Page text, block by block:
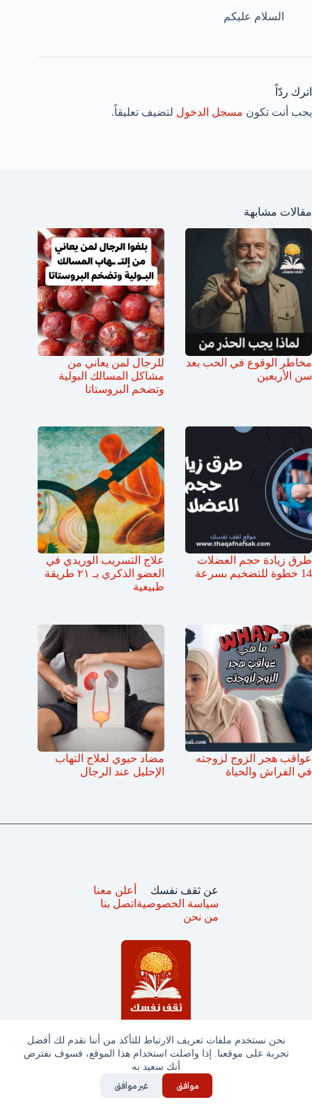
نحن نستخدم ملفات تعريف الارتباط للتأكد من أننا نقدم لك أفضل
تجربة على موقعنا. إذا واصلت استخدام هذا الموقع، فسوف نفترض
أنك سعيد به
موافق غير موافق
السلام عليكم
اترك ردّاً
يجب أنت تكون مسجل الدخول لتضيف تعليقاً.
مقالات مشابهة
مخاطر الوقوع في الحب بعد
سن الأربعين
للرجال لمن يعاني من
مشاكل المسالك البولية
وتضخم البروستاتا
طرق زيادة حجم العضلات
14 خطوة للتضخيم بسرعة
علاج التسريب الوريدي في
العضو الذكري بـ ٢١ طريقة
طبيعية
عواقب هجر الزوج لزوجته
في الفراش والحياة
مضاد حيوي لعلاج التهاب
الإحليل عند الرجال
جميع الحقوق محفوظة © ثقف نفسك 2025
عن ثقف نفسك
سياسة الخصوصية
من نحن
أعلن معنا
اتصل بنا